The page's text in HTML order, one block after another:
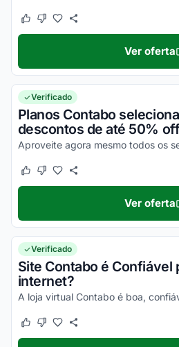
Este cupom funcionou
Este cupom não funcionou
Ver oferta
Verificado
Planos Contabo
descontos de até 50%
Este cupom funcionou
Este cupom não funcionou
Ver oferta
Verificado
Site Contabo é Confiável
internet?
Este cupom funcionou
Este cupom não funcionou